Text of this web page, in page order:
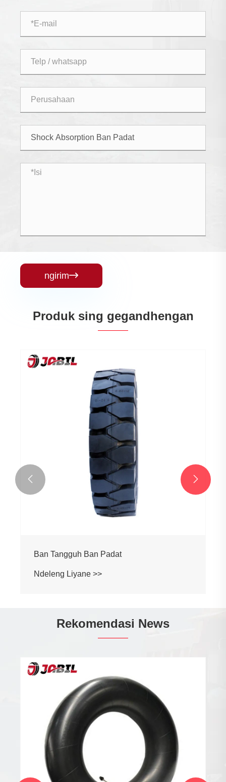
ngirim
Produk sing gegandhengan
Ban Padat Forklift dengan Klip
Ndeleng Liyane >>
 
Rekomendasi News